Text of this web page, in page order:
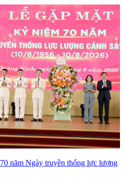
năm Ngày truyền thống lực lượng